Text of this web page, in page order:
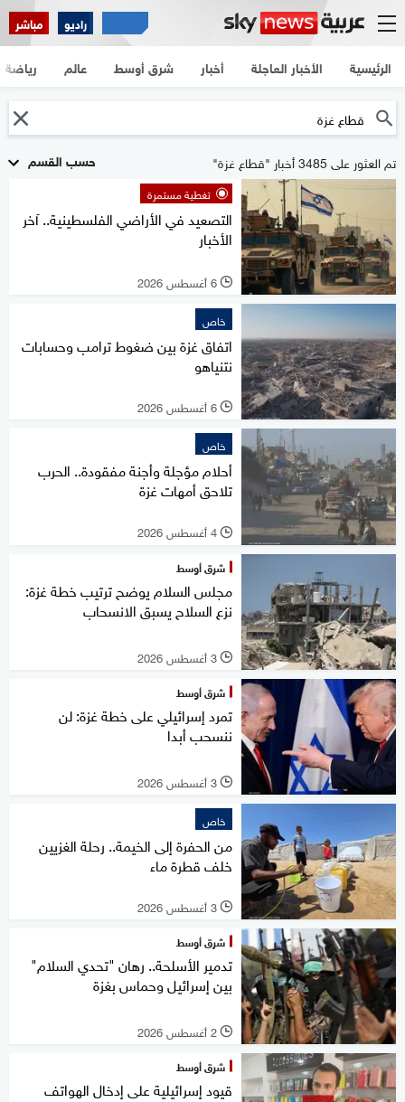
راديو مباشر
الرئيسية الأخبار العاجلة أخبار شرق أوسط عالم رياضة
حسب القسم تم العثور على 3485 أخبار "قطاع غزة"
تغطية مستمرة
التصعيد في الأراضي الفلسطينية.. آخر
الأخبار
l 6 أغسطس 2026
خاص
اتفاق غزة بين ضغوط ترامب وحسابات
نتنياهو
l 6 أغسطس 2026
خاص
أحلام مؤجلة وأجنة مفقودة.. الحرب
تلاحق أمهات غزة
l 4 أغسطس 2026
شرق أوسط
مجلس السلام يوضح ترتيب خطة غزة:
نزع السلاح يسبق الانسحاب
l 3 أغسطس 2026
شرق أوسط
تمرد إسرائيلي على خطة غزة: لن
ننسحب أبدا
l 3 أغسطس 2026
خاص
من الحفرة إلى الخيمة.. رحلة الغزيين
خلف قطرة ماء
l 3 أغسطس 2026
شرق أوسط
تدمير الأسلحة.. رهان "تحدي السلام"
بين إسرائيل وحماس بغزة
l 2 أغسطس 2026
شرق أوسط
قيود إسرائيلية على إدخال الهواتف